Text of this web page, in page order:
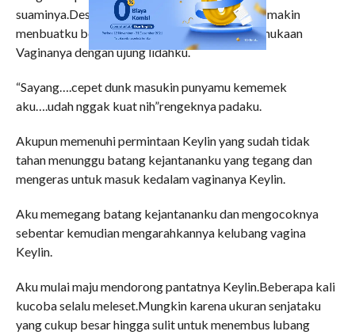
suaminya.Desahan…erangan dan jeritan Keylin makin
menbuatku bersemangat menusuk-nusuk permukaan
Vaginanya dengan ujung lidahku.
“Sayang….cepet dunk masukin punyamu kememek
aku….udah nggak kuat nih”rengeknya padaku.
Akupun memenuhi permintaan Keylin yang sudah tidak
tahan menunggu batang kejantananku yang tegang dan
mengeras untuk masuk kedalam vaginanya Keylin.
Aku memegang batang kejantananku dan mengocoknya
sebentar kemudian mengarahkannya kelubang vagina
Keylin.
Aku mulai maju mendorong pantatnya Keylin.Beberapa kali
kucoba selalu meleset.Mungkin karena ukuran senjataku
yang cukup besar hingga sulit untuk menembus lubang